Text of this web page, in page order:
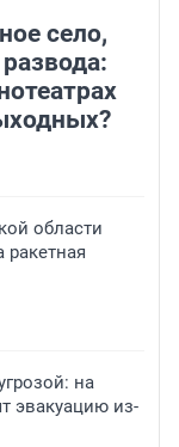
село,
области
ракетная
на
эвакуацию из-